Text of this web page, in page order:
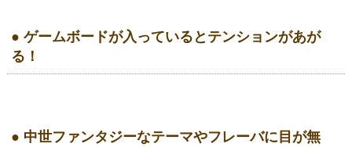
● ゲームボードが入っているとテンションがあが
る！
● 中世ファンタジーなテーマやフレーバに目が無